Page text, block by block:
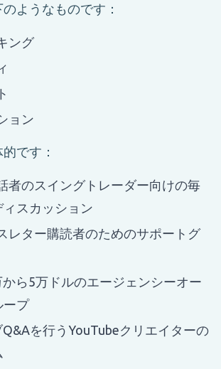
ようなものです：
ング
ョン
です：
者のスイングトレーダー向けの毎
スカッション
レター購読者のためのサポートグ
から5万ドルのエージェンシーオー
ープ
を行うYouTubeクリエイターの